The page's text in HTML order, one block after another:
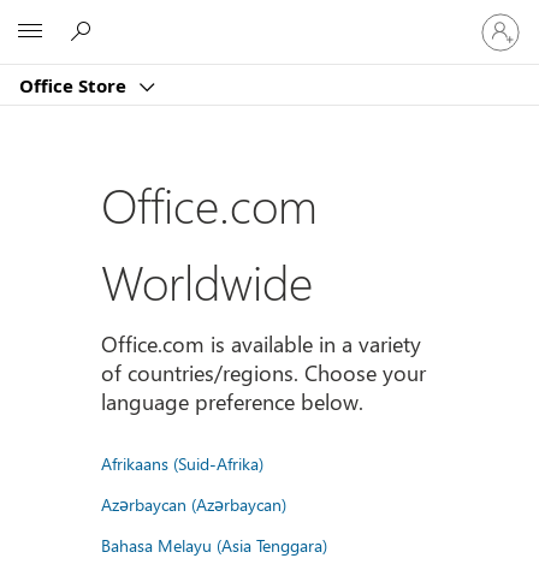
Office Store
Sign
in
to
account
Office.com
Worldwide
Office.com is available in a variety
of countries/regions. Choose your
language preference below.
Afrikaans (Suid-Afrika)
Azərbaycan (Azərbaycan)
Bahasa Melayu (Asia Tenggara)